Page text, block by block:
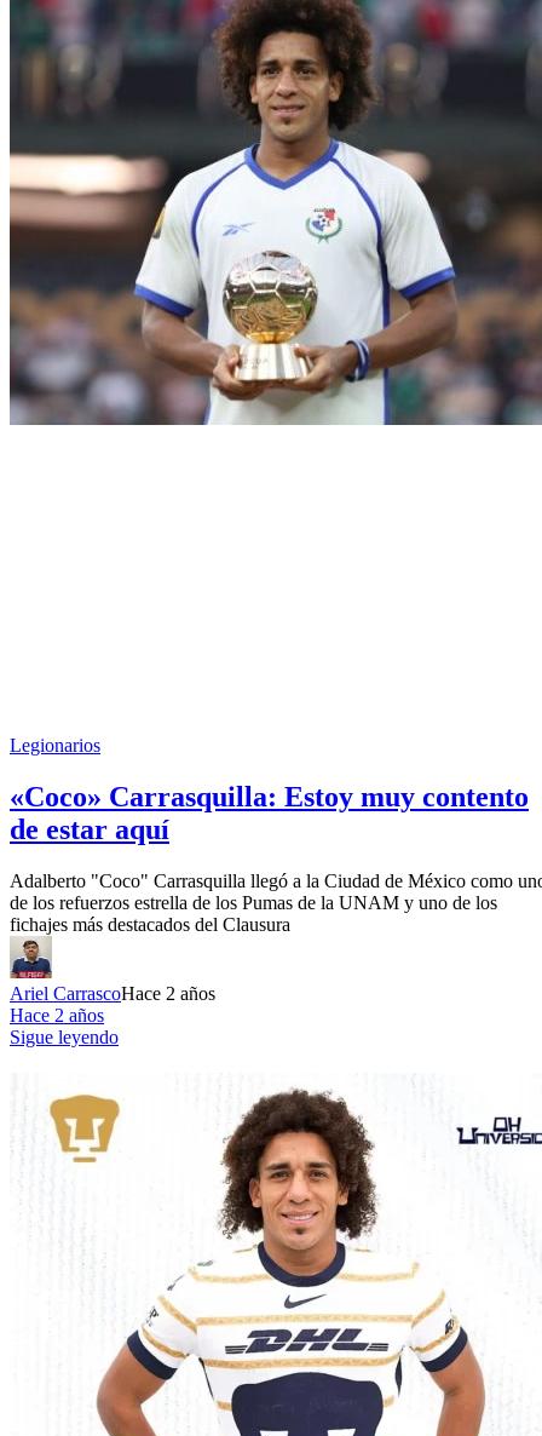
Legionarios
«Coco» Carrasquilla: Estoy muy contento
de estar aquí
Adalberto "Coco" Carrasquilla llegó a la Ciudad de México como
de los refuerzos estrella de los Pumas de la UNAM y uno de los
fichajes más destacados del Clausura
Ariel CarrascoHace 2 años
Hace 2 años
Sigue leyendo